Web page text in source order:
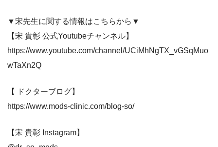
▼宋先生に関する情報はこちらから▼
【宋 貴彰 公式Youtubeチャンネル】
https://www.youtube.com/channel/UCiMhNgTX_vGSqMuo
wTaXn2Q
【 ドクターブログ】
https://www.mods-clinic.com/blog-so/
【宋 貴彰 Instagram】